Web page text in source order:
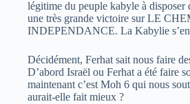
légitime du peuple kabyle à disposer
une très grande victoire sur LE
INDEPENDANCE. La Kabylie
Décidément, Ferhat sait nous faire
D’abord Israël ou Ferhat a été faire
maintenant c’est Moh 6 qui nous
aurait-elle fait mieux ?